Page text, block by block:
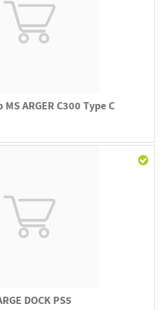
ARGER C300 Type C
DOCK PS5